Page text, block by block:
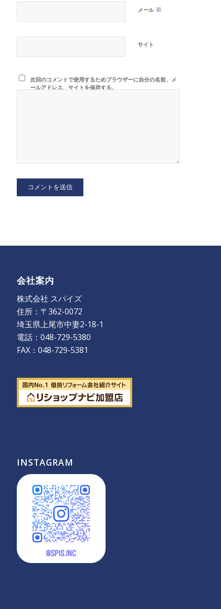
メール ※
サイト
次回のコメントで使用するためブラウザーに自分の名前、メ
ールアドレス、サイトを保存する。
会社案内
株式会社 スパイズ
住所：〒362-0072
埼玉県上尾市中妻2-18-1
電話：048-729-5380
FAX：048-729-5381
INSTAGRAM